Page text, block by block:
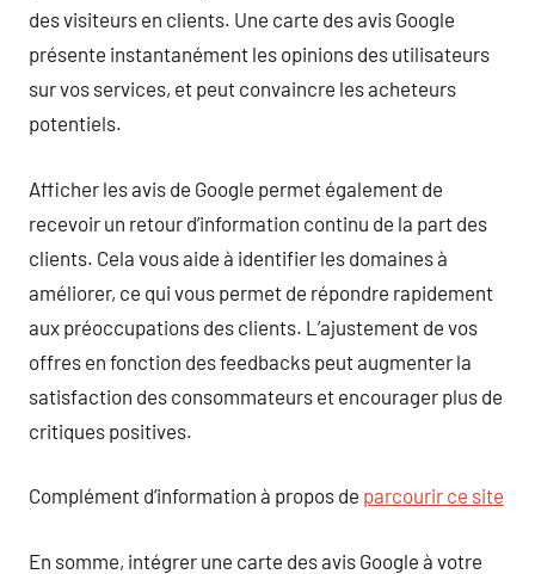
des visiteurs en clients. Une carte des avis Google
présente instantanément les opinions des utilisateurs
sur vos services, et peut convaincre les acheteurs
potentiels.
Afficher les avis de Google permet également de
recevoir un retour d’information continu de la part des
clients. Cela vous aide à identifier les domaines à
améliorer, ce qui vous permet de répondre rapidement
aux préoccupations des clients. L’ajustement de vos
offres en fonction des feedbacks peut augmenter la
satisfaction des consommateurs et encourager plus de
critiques positives.
Complément d’information à propos de parcourir ce site
En somme, intégrer une carte des avis Google à votre